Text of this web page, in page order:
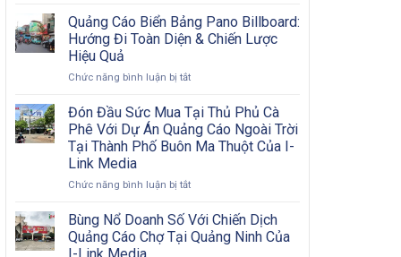
Từng
bước
triển
và
nét
về
OOH
hướng
quảng
cáo
trời
Cơ
hội
vàng
cho
nghiệp
Nam
trong
kỷ
Quảng Cáo Biển Bảng Pano Billboard:
Hướng Đi Toàn Diện & Chiến Lược
Hiệu Quả
Chức năng bình luận bị tắtở
Cáo
Biển
Bảng
Pano
Hướng
Toàn
Diện
&
Đón Đầu Sức Mua Tại Thủ Phủ Cà
Phê Với Dự Án Quảng Cáo Ngoài Trời
Tại Thành Phố Buôn Ma Thuột Của I-
Link Media
Chức năng bình luận bị tắtở
Đầu
Sức
Mua
Bùng Nổ Doanh Số Với Chiến Dịch
Quảng Cáo Chợ Tại Quảng Ninh Của